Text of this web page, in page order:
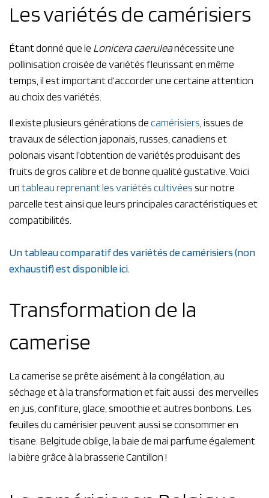
Les variétés de camérisiers
Étant donné que le Lonicera caeruleanécessite une
pollinisation croisée de variétés fleurissant en même
temps, il est important d’accorder une certaine attention
au choix des variétés.
Il existe plusieurs générations decamérisiers , issues de
travaux de sélection japonais, russes, canadiens et
polonais visant l’obtention de variétés produisant des
fruits de gros calibre et de bonne qualité gustative. Voici
untableau reprenant les variétés cultivéessur notre
parcelle test ainsi que leurs principales caractéristiques et
compatibilités.
Un tableau comparatif des variétés de camérisiers (non
exhaustif) est disponible ici.
Transformation de la
camerise
La camerise se prête aisément à la congélation, au
séchage et à la transformation et fait aussi des merveilles
en jus, confiture, glace, smoothie et autres bonbons. Les
feuilles du camérisier peuvent aussi se consommer en
tisane. Belgitude oblige, la baie de mai parfume également
la bière grâce à la brasserie Cantillon !